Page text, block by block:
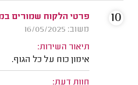
פרטי הלקוח שמורים
משוב: 16/05/2025
תיאור השירות:
אימון כוח על כל הגוף.
חוות דעת:
10